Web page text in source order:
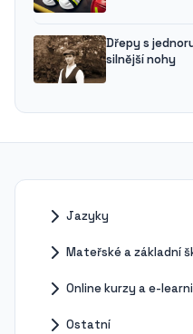
Dřepy s
silnější nohy
Jazyky
Mateřské a základní
Online kurzy a e-
Ostatní